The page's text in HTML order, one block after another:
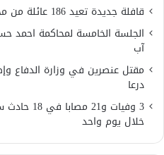
قافلة جديدة تعيد 186 عائلة من مخيمات الشمال إلى ريف حماة
آب
مقتل عنصرين في وزارة الدفاع
درعا
3 وفيات
خلال يوم واحد